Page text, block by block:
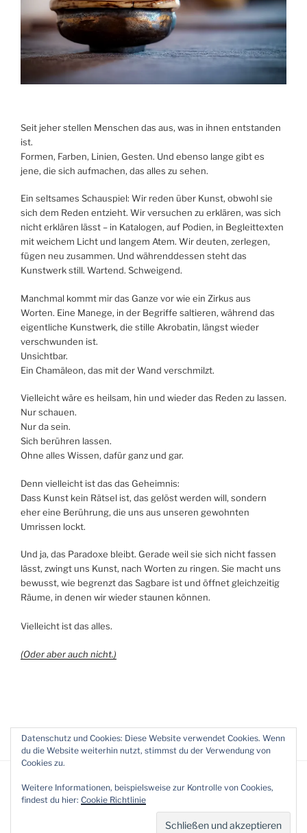
Seit jeher stellen Menschen das aus, was in ihnen entstanden
ist.
Formen, Farben, Linien, Gesten. Und ebenso lange gibt es
jene, die sich aufmachen, das alles zu sehen.
Ein seltsames Schauspiel: Wir reden über Kunst, obwohl sie
sich dem Reden entzieht. Wir versuchen zu erklären, was sich
nicht erklären lässt – in Katalogen, auf Podien, in Begleittexten
mit weichem Licht und langem Atem. Wir deuten, zerlegen,
fügen neu zusammen. Und währenddessen steht das
Kunstwerk still. Wartend. Schweigend.
Manchmal kommt mir das Ganze vor wie ein Zirkus aus
Worten. Eine Manege, in der Begriffe saltieren, während das
eigentliche Kunstwerk, die stille Akrobatin, längst wieder
verschwunden ist.
Unsichtbar.
Ein Chamäleon, das mit der Wand verschmilzt.
Vielleicht wäre es heilsam, hin und wieder das Reden zu lassen.
Nur schauen.
Nur da sein.
Sich berühren lassen.
Ohne alles Wissen, dafür ganz und gar.
Denn vielleicht ist das das Geheimnis:
Dass Kunst kein Rätsel ist, das gelöst werden will, sondern
eher eine Berührung, die uns aus unseren gewohnten
Umrissen lockt.
Und ja, das Paradoxe bleibt. Gerade weil sie sich nicht fassen
lässt, zwingt uns Kunst, nach Worten zu ringen. Sie macht uns
bewusst, wie begrenzt das Sagbare ist und öffnet gleichzeitig
Räume, in denen wir wieder staunen können.
Vielleicht ist das alles.
(Oder aber auch nicht.)
Datenschutz und Cookies: Diese Website verwendet Cookies. Wenn
du die Website weiterhin nutzt, stimmst du der Verwendung von
Cookies zu.
Weitere Informationen, beispielsweise zur Kontrolle von Cookies,
findest du hier: Cookie Richtlinie